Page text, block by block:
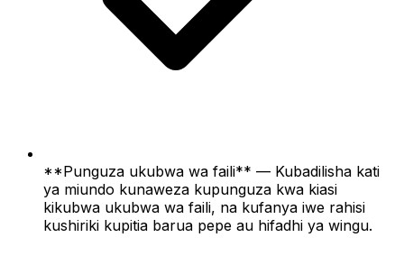
**Punguza ukubwa wa faili** — Kubadilisha kati
ya miundo kunaweza kupunguza kwa kiasi
kikubwa ukubwa wa faili, na kufanya iwe rahisi
kushiriki kupitia barua pepe au hifadhi ya wingu.